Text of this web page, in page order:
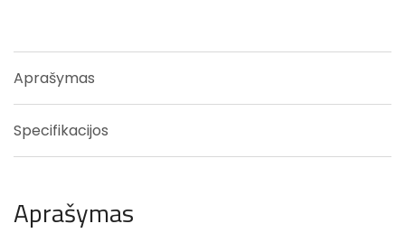
Aprašymas
Specifikacijos
Aprašymas